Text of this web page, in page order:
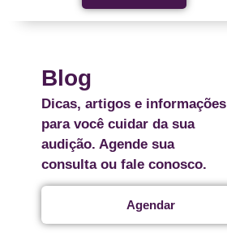
Blog
Dicas, artigos e informações
para você cuidar da sua
audição. Agende sua
consulta ou fale conosco.
Agendar